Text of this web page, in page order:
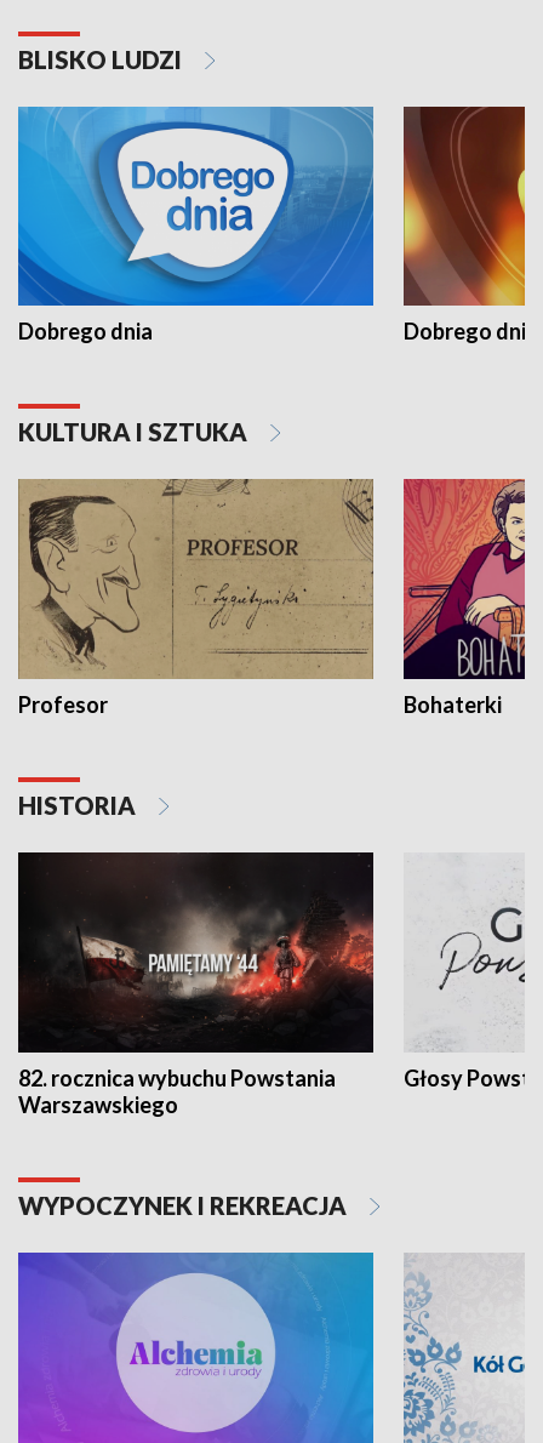
BLISKO LUDZI
Dobrego dnia Dobrego dnia
KULTURA I SZTUKA
Profesor Bohaterki
HISTORIA
82. rocznica wybuchu Powstania
Warszawskiego
Głosy
WYPOCZYNEK I REKREACJA